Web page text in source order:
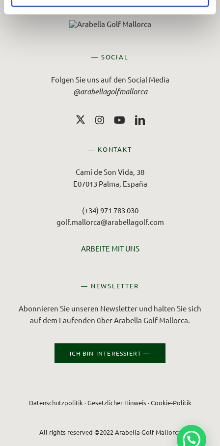
— SOCIAL
Folgen Sie uns auf den Social Media
@arabellagolfmallorca
— KONTAKT
Camí de Son Vida, 38
E07013 Palma, España
(+34) 971 783 030
golf.mallorca@arabellagolf.com
ARBEITE MIT UNS
— NEWSLETTER
Abonnieren Sie unseren Newsletter und halten Sie sich
auf dem Laufenden über Arabella Golf Mallorca.
ICH BIN INTERESSIERT —
Datenschutzpolitik ·Gesetzlicher Hinweis·Cookie-Politik
All rights reserved ©2022 Arabella Golf Mallorca